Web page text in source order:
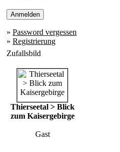
» Password vergessen
» Registrierung
Zufallsbild
Thierseetal > Blick
zum Kaisergebirge
Gast